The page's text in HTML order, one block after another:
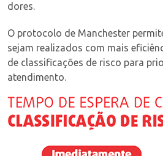
dores.
O protocolo de Manchester
sejam realizados com mais
de classificações de risco para
atendimento.